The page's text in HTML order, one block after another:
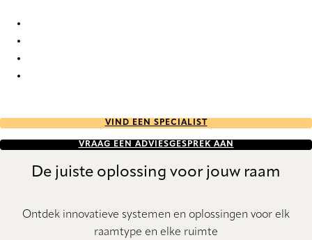
VIND EEN SPECIALIST
VRAAG EEN ADVIESGESPREK AAN
De juiste oplossing voor jouw raam
Ontdek innovatieve systemen en oplossingen voor elk
raamtype en elke ruimte